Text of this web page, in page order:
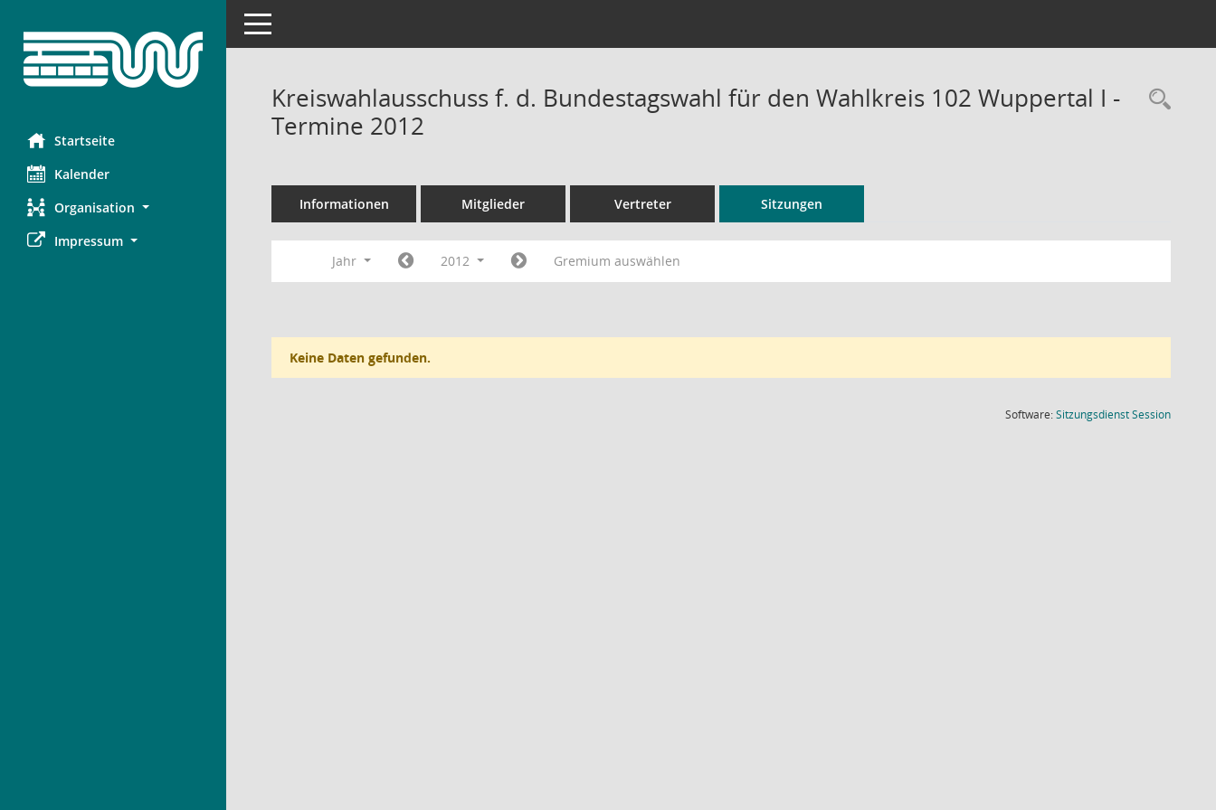
Startseite
Kalender
Organisation
Impressum
Toggle navigation
Kreiswahlausschuss f. d. Bundestagswahl für den Wahlkreis 102 Wuppertal I -
Termine 2012
Informationen Mitglieder Vertreter Sitzungen
Jahr 2012 Gremium auswählen
Keine Daten gefunden.
Software:SitzungsdienstSession(Wird in